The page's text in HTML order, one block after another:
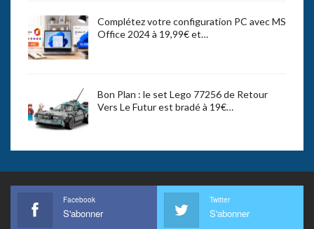
Complétez votre configuration PC avec MS
Office 2024 à 19,99€ et…
Bon Plan : le set Lego 77256 de Retour
Vers Le Futur est bradé à 19€…
Facebook
S'abonner
Twitter
S'abonner